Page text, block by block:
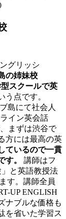
グリッシ
の姉妹校
スクールで英
う点です。
島にて社会人
イン英会話
まずは渋谷で
方には最高の英
ているので一貫
す。
講師はフ
と英語教授法
す。講師全員
UP ENGLISH
ナブルな価格も
を省いた学習ス